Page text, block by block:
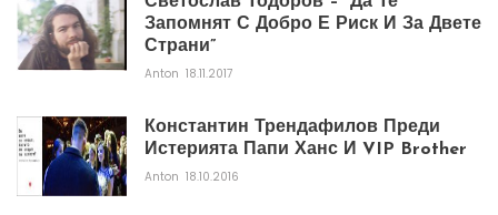
Запомнят С Добро Е Риск И За Двете
Страни”
Anton 18.11.2017
Константин Трендафилов Преди
Истерията Папи Ханс И VIP Brother
Anton 18.10.2016